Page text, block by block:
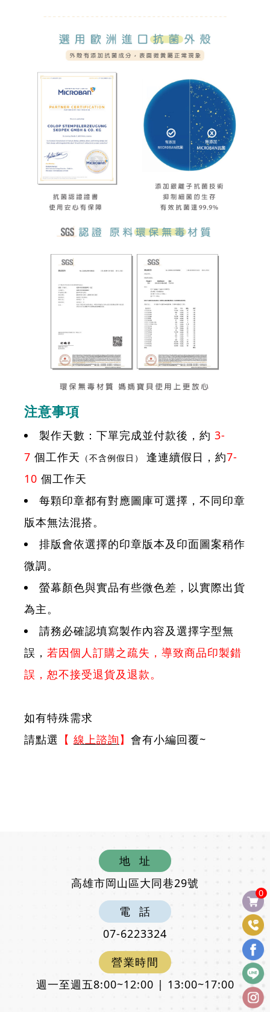
0
注意事項
製作天數：下單完成並付款後，約 3-
7 個工作天 （不含例假日） 逢連續假日，約7-
10 個工作天
每顆印章都有對應圖庫可選擇，不同印章
版本無法混搭。
排版會依選擇的印章版本及印面圖案稍作
微調。
螢幕顏色與實品有些微色差，以實際出貨
為主。
請務必確認填寫製作內容及選擇字型無
誤， 若因個人訂購之疏失，導致商品印製錯
誤，恕不接受退貨及退款。
如有特殊需求
請點選 【 線上諮詢】 會有小編回覆~
地
址
高雄市岡山區大同巷29號
電
話
07-6223324
營業時間
週一至週五8:00~12:00 | 13:00~17:00